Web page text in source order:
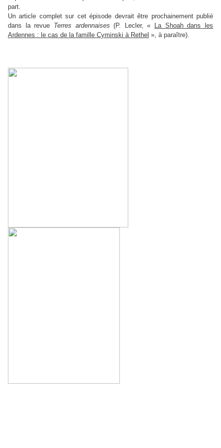
part.
Un article complet sur cet épisode devrait être prochainement publié
dans la revue Terres ardennaises (P. Lecler, «
La Shoah dans les
Ardennes : le cas de la famille Cyminski à Rethel », à paraître).